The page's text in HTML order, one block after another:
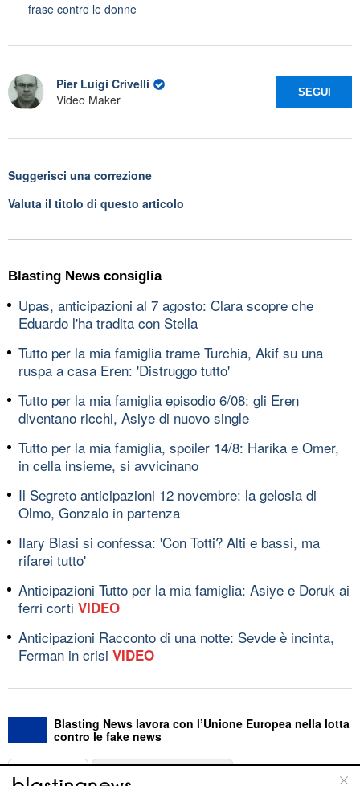
frase contro le donne
Pier Luigi Crivelli
Video Maker
SEGUI
Suggerisci una correzione
Valuta il titolo di questo articolo
Blasting News consiglia
Upas, anticipazioni al 7 agosto: Clara scopre che
Eduardo l'ha tradita con Stella
Tutto per la mia famiglia trame Turchia, Akif su una
ruspa a casa Eren: 'Distruggo tutto'
Tutto per la mia famiglia episodio 6/08: gli Eren
diventano ricchi, Asiye di nuovo single
Tutto per la mia famiglia, spoiler 14/8: Harika e Omer,
in cella insieme, si avvicinano
Il Segreto anticipazioni 12 novembre: la gelosia di
Olmo, Gonzalo in partenza
Ilary Blasi si confessa: 'Con Totti? Alti e bassi, ma
rifarei tutto'
Anticipazioni Tutto per la mia famiglia: Asiye e Doruk ai
ferri corti VIDEO
Anticipazioni Racconto di una notte: Sevde è incinta,
Ferman in crisi VIDEO
Blasting News lavora con l’Unione Europea nella lotta
contro le fake news
ABOUT